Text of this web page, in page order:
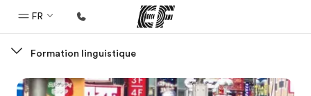
FR
Bienvenue chez EF
Formation linguistique